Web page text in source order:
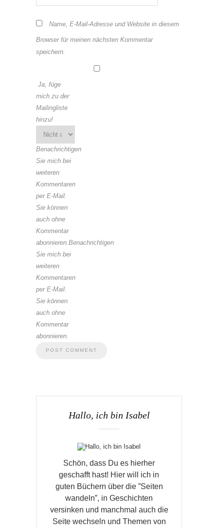
Name, E-Mail-Adresse und Website in diesem
Browser für meinen nächsten Kommentar
speichern.
Ja, füge
mich zu der
Mailingliste
hinzu!
Benachrichtigen
Sie mich bei
weiteren
Kommentaren
per E-Mail.
Sie können
auch ohne
Kommentar
abonnieren.Benachrichtigen
Sie mich bei
weiteren
Kommentaren
per E-Mail.
Sie können
auch ohne
Kommentar
abonnieren.
Hallo, ich bin Isabel
Schön, dass Du es hierher
geschafft hast! Hier will ich in
guten Büchern über die ”Seiten
wandeln”, in Geschichten
versinken und manchmal auch die
Seite wechseln und Themen von